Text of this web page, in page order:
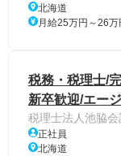
北海道
月給25万円～26万
税務・税理士/
新卒歓迎/エー
税理士法人池脇
正社員
北海道